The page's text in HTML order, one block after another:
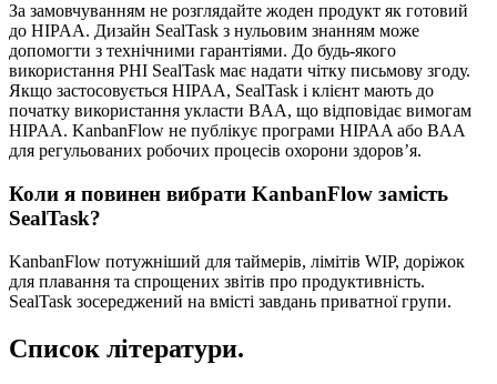
За замовчуванням не розглядайте жоден продукт як готовий
до HIPAA. Дизайн SealTask з нульовим знанням може
допомогти з технічними гарантіями. До будь-якого
використання PHI SealTask має надати чітку письмову згоду.
Якщо застосовується HIPAA, SealTask і клієнт мають до
початку використання укласти BAA, що відповідає вимогам
HIPAA. KanbanFlow не публікує програми HIPAA або BAA
для регульованих робочих процесів охорони здоров’я.
Коли я повинен вибрати KanbanFlow замість
SealTask?
KanbanFlow потужніший для таймерів, лімітів WIP, доріжок
для плавання та спрощених звітів про продуктивність.
SealTask зосереджений на вмісті завдань приватної групи.
Список літератури.